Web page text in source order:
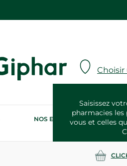
Saisissez
pharmacies les
vous et celles
NOS ENGAGEMENTS
RSE